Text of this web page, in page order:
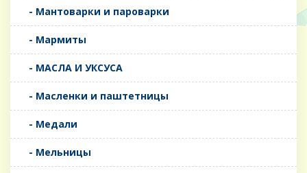
- Мантоварки и пароварки
- Мармиты
- МАСЛА И УКСУСА
- Масленки и паштетницы
- Медали
- Мельницы